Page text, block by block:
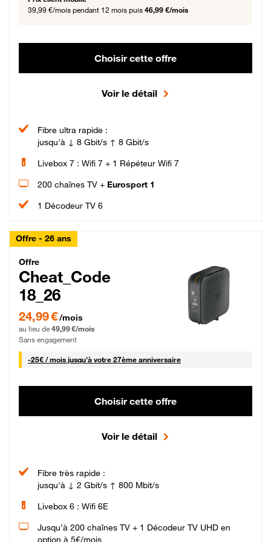
39,99 €/mois pendant 12 mois puis 46,99 €/mois
Choisir cette offre
Voir le détail
Fibre ultra rapide :
jusqu'à ↓ 8 Gbit/s ↑ 8 Gbit/s
Livebox 7 : Wifi 7 + 1 Répéteur Wifi 7
200 chaînes TV + Eurosport 1
1 Décodeur TV 6
Offre - 26 ans
Cheat_Code Fibre_18_26
Offre
Cheat_Code
18_26
24,99 € par mois pendant 0 mois puis 49,99 € par mois, Sans engagement
24,99 €/mois
au lieu de 49,99 €/mois
Sans engagement
-25€ / mois25 € par mois
jusqu'à votre 27ème anniversaire
Choisir cette offre
Voir le détail
Fibre très rapide :
jusqu'à ↓ 2 Gbit/s ↑ 800 Mbit/s
Livebox 6 : Wifi 6E
Jusqu’à 200 chaînes TV + 1 Décodeur TV UHD en
option à 5€/mois